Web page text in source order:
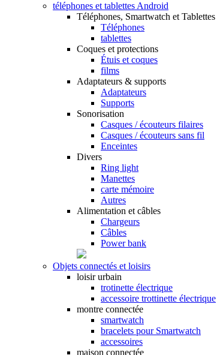
téléphones et tablettes Android
Téléphones, Smartwatch et Tablettes
Téléphones
tablettes
Coques et protections
Étuis et coques
films
Adaptateurs & supports
Adaptateurs
Supports
Sonorisation
Casques / écouteurs filaires
Casques / écouteurs sans fil
Enceintes
Divers
Ring light
Manettes
carte mémoire
Autres
Alimentation et câbles
Chargeurs
Câbles
Power bank
Objets connectés et loisirs
loisir urbain
trotinette électrique
accessoire trottinette électrique
montre connectée
smartwatch
bracelets pour Smartwatch
accessoires
maison connectée